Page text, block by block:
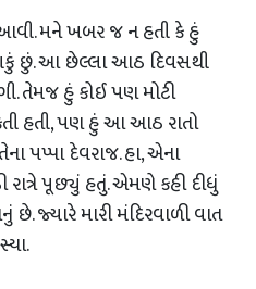
મને ખબર જ ન હતી કે હું
છું. આ છેલ્લા આઠ દિવસથી
તેમજ હું કોઈ પણ મોટી
હતી, પણ હું આ આઠ રાતો
પપ્પા દેવરાજ. હા, એના
રાત્રે પૂછ્યું હતું. એમણે કહી દીધું
જ્યારે મારી મંદિરવાળી વાત